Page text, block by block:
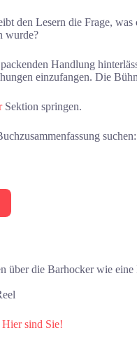
den Lesern die Frage,
wurde?
Handlung
einzufangen. Die
Sektion springen.
suchen:
über die Barhocker wie
Hier sind Sie!